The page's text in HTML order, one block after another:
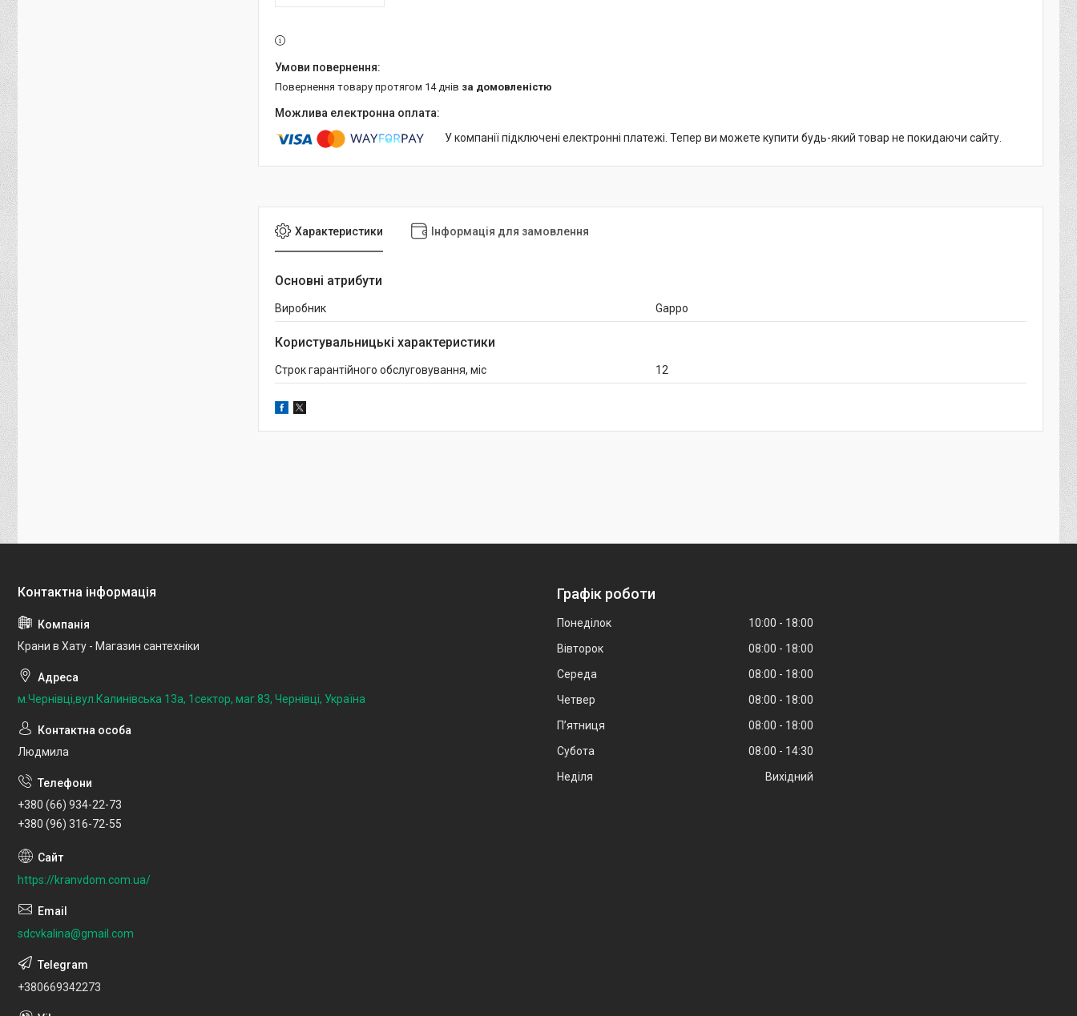
повернення товару протягом 14 днів за домовленістю
У компанії підключені електронні платежі. Тепер ви можете купити будь-який товар не покидаючи сайту.
Характеристики Інформація для замовлення
Основні атрибути
Виробник Gappo
Користувальницькі характеристики
Строк гарантійного обслуговування, міс 12
Крани в Хату - Магазин сантехніки
м.Чернівці,вул.Калинівська 13а, 1сектор, маг.83, Чернівці, Україна
Людмила
+380 (66) 934-22-73
+380 (96) 316-72-55
https://kranvdom.com.ua/
sdcvkalina@gmail.com
+380669342273
Графік роботи
Понеділок 10:00
18:00
Вівторок
08:00
18:00
Середа
08:00
18:00
Четвер
08:00
18:00
Пʼятниця
08:00
18:00
Субота
08:00
14:30
Неділя
Вихідний